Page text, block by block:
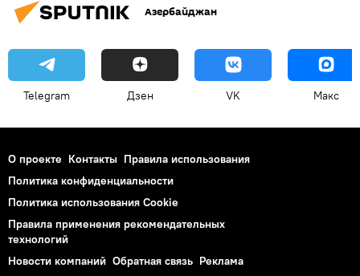
Азербайджан
Telegram Дзен VK Макс
О проекте Контакты Правила использования
Политика конфиденциальности
Политика использования Cookie
Правила применения рекомендательных
технологий
Новости компаний Обратная связь Реклама